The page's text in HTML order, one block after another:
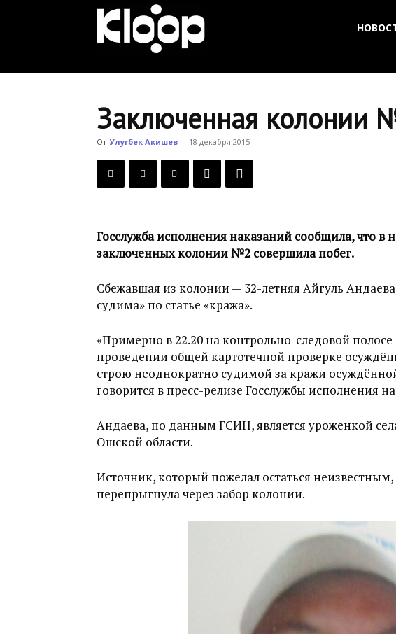
Новости
Заключенная колонии
От Улугбек Акишев - 18 декабря 2015
Госслужба исполнения наказаний сообщила, что в
заключенных колонии №2 совершила побег.
Сбежавшая из колонии — 32-летняя Айгуль
судима» по статье «кража».
«Примерно в 22.20 на контрольно-следовой
проведении общей картотечной проверке
строю неоднократно судимой за кражи
говорится в пресс-релизе Госслужбы исполнения
Андаева, по данным ГСИН, является уроженкой
Ошской области.
Источник, который пожелал остаться
перепрыгнула через забор колонии.